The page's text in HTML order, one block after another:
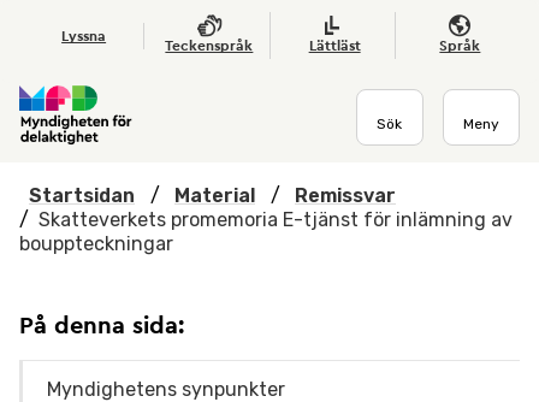
Hoppa till huvudmenyn
Lyssna
Teckenspråk Lättläst Språk
Sök Meny
Startsidan / Material /
Remissvar
/ Skatteverkets promemoria E-tjänst för inlämning av
bouppteckningar
På denna sida:
Myndighetens synpunkter